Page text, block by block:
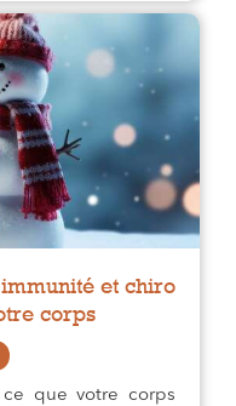
et chiro
corps
que votre corps